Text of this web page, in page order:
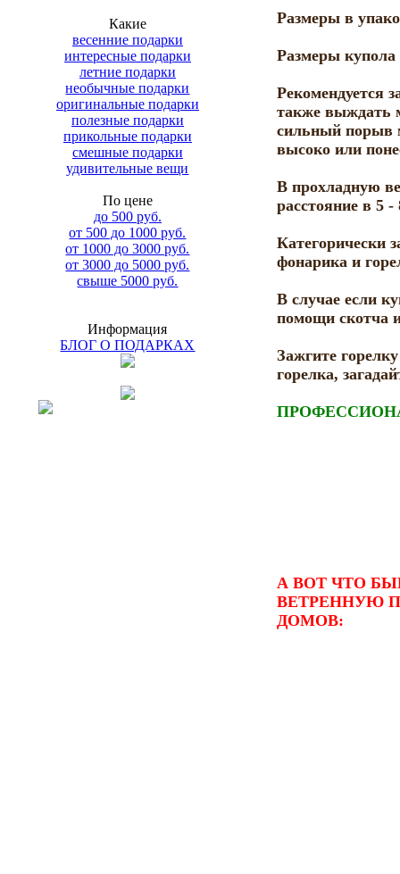
Какие
весенние подарки
интересные подарки
летние подарки
необычные подарки
оригинальные подарки
полезные подарки
прикольные подарки
смешные подарки
удивительные вещи
По цене
до 500 руб.
от 500 до 1000 руб.
от 1000 до 3000 руб.
от 3000 до 5000 руб.
свыше 5000 руб.
Информация
БЛОГ О ПОДАРКАХ
Размеры в
Размеры купола
Рекомендуется
также выждать
сильный порыв
высоко или
В прохладную
расстояние в 5
Категорически
фонарика и
В случае если
помощи скотча
Зажгите
горелка,
А ВОТ ЧТО
ВЕТРЕННУЮ
ДОМОВ: